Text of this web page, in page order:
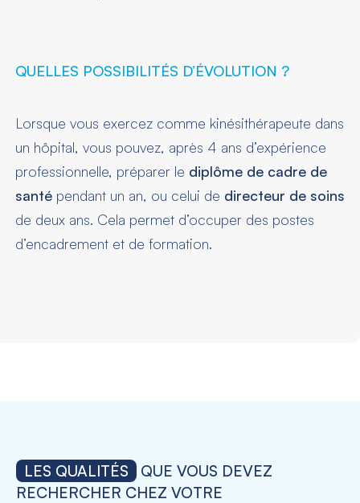
QUELLES POSSIBILITÉS D’ÉVOLUTION ?
Lorsque vous exercez comme kinésithérapeute dans
un hôpital, vous pouvez, après 4 ans d’expérience
professionnelle, préparer le diplôme de cadre de
santé pendant un an, ou celui de directeur de soins
de deux ans. Cela permet d’occuper des postes
d’encadrement et de formation.
LES QUALITÉS
QUE VOUS DEVEZ
RECHERCHER CHEZ VOTRE